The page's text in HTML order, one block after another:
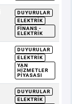
DUYURULAR
ELEKTRIK
FINANS -
ELEKTRIK
DUYURULAR
ELEKTRIK
YAN
HIZMETLER
PIYASASI
DUYURULAR
ELEKTRIK